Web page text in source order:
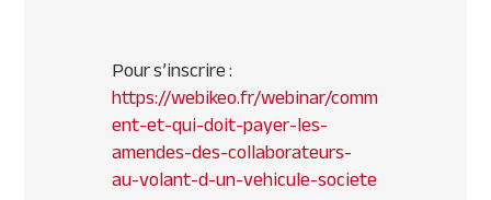
Pour s’inscrire :
https://webikeo.fr/webinar/comm
ent-et-qui-doit-payer-les-
amendes-des-collaborateurs-
au-volant-d-un-vehicule-societe